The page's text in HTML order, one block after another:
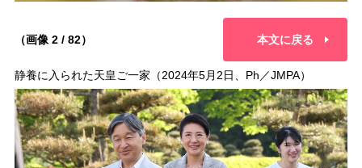
（画像 2 / 82） 本文に戻る
静養に入られた天皇ご一家（2024年5月2日、Ph／JMPA）